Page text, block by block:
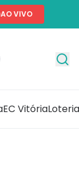
AO VIVO
EC Vitória